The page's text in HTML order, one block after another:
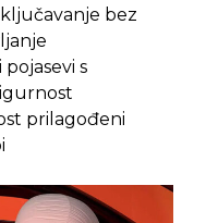
bez
i pojasevi s
prilagođeni